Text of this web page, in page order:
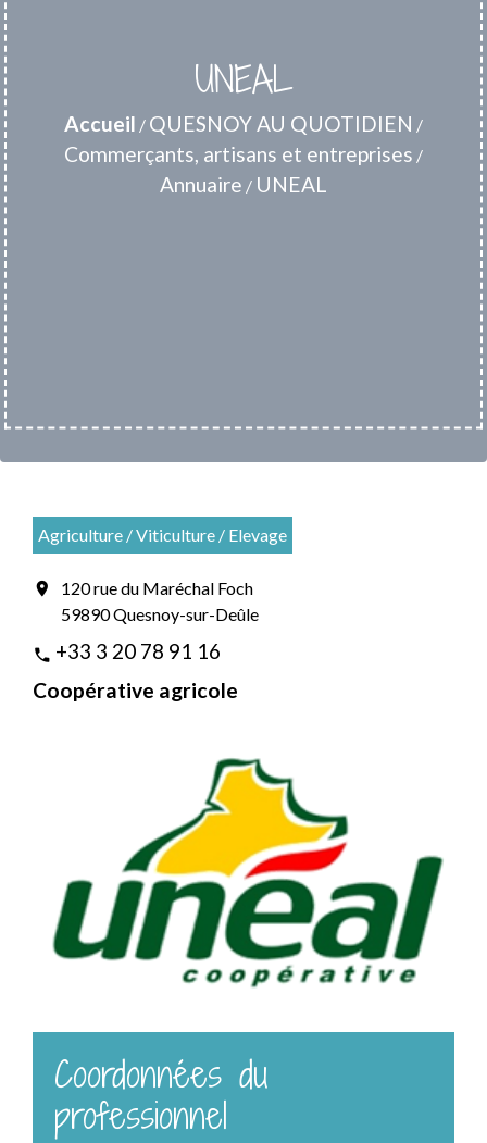
UNEAL
Accueil / QUESNOY AU QUOTIDIEN /
Commerçants, artisans et entreprises /
Annuaire / UNEAL
Agriculture / Viticulture / Elevage
location_on
120 rue du Maréchal Foch
59890 Quesnoy-sur-Deûle
phone +33 3 20 78 91 16
Coopérative agricole
Coordonnées du
professionnel